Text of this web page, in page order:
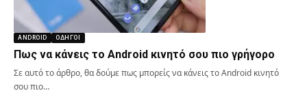
ANDROID ΟΔΗΓΟΊ
Πως να κάνεις το Android κινητό σου πιο γρήγορο
Σε αυτό το άρθρο, θα δούμε πως μπορείς να κάνεις το Android κινητό
σου πιο…